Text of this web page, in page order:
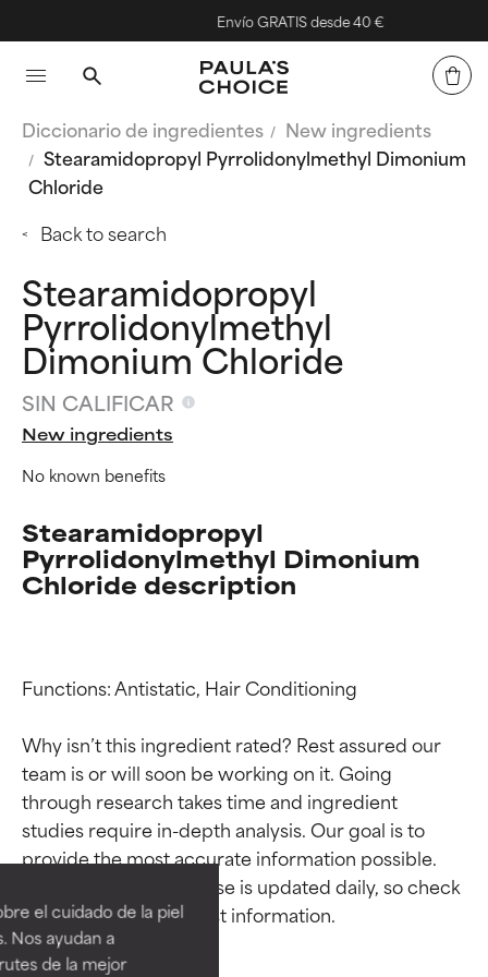
el cuidado de la piel
Nos ayudan a
de la mejor
Envío GRATIS desde 40 €
Diccionario de ingredientes
New ingredients
Stearamidopropyl Pyrrolidonylmethyl Dimonium
Chloride
Back to search
Stearamidopropyl
Pyrrolidonylmethyl
Dimonium Chloride
SIN CALIFICAR
New ingredients
No known benefits
Stearamidopropyl
Pyrrolidonylmethyl Dimonium
Chloride description
Functions: Antistatic, Hair Conditioning
Why isn’t this ingredient rated? Rest assured our
team is or will soon be working on it. Going
through research takes time and ingredient
studies require in-depth analysis. Our goal is to
provide the most accurate information possible.
This ingredient database is updated daily, so check
Calificaciones de
ingredientes
EXCELENTE
Ingrediente sobresaliente con
Calificaciones de
ingredientes
EXCELENTE
Ingrediente sobresaliente con